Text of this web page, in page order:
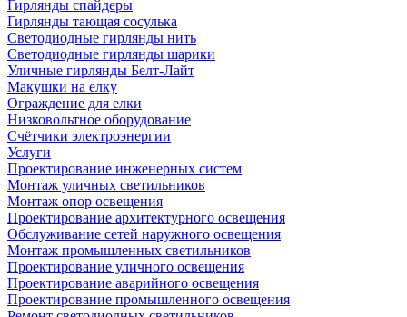
Гирлянды спайдеры
Гирлянды тающая сосулька
Светодиодные гирлянды нить
Светодиодные гирлянды шарики
Уличные гирлянды Белт-Лайт
Макушки на елку
Ограждение для елки
Низковольтное оборудование
Счётчики электроэнергии
Услуги
Проектирование инженерных систем
Монтаж уличных светильников
Монтаж опор освещения
Проектирование архитектурного освещения
Обслуживание сетей наружного освещения
Монтаж промышленных светильников
Проектирование уличного освещения
Проектирование аварийного освещения
Проектирование промышленного освещения